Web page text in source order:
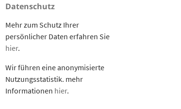
Datenschutz
Mehr zum Schutz Ihrer
persönlicher Daten erfahren Sie
hier.
Wir führen eine anonymisierte
Nutzungsstatistik. mehr
Informationen hier.